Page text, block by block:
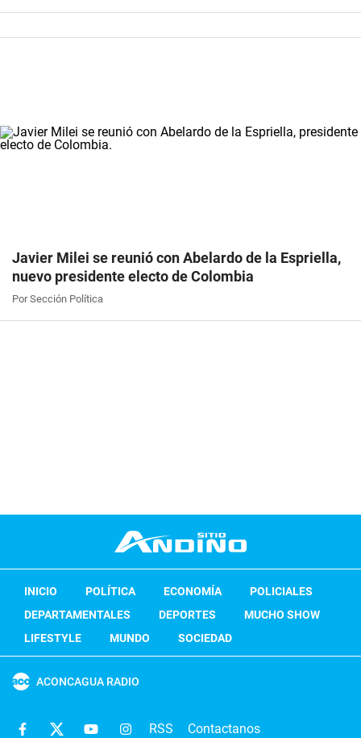
Javier Milei se reunió con Abelardo de la Espriella,
nuevo presidente electo de Colombia
Por Sección Política
INICIO POLÍTICA ECONOMÍA
POLICIALES
DEPARTAMENTALES
DEPORTES
MUCHO SHOW
LIFESTYLE
MUNDO SOCIEDAD
ACONCAGUA RADIO
RSS Contactanos